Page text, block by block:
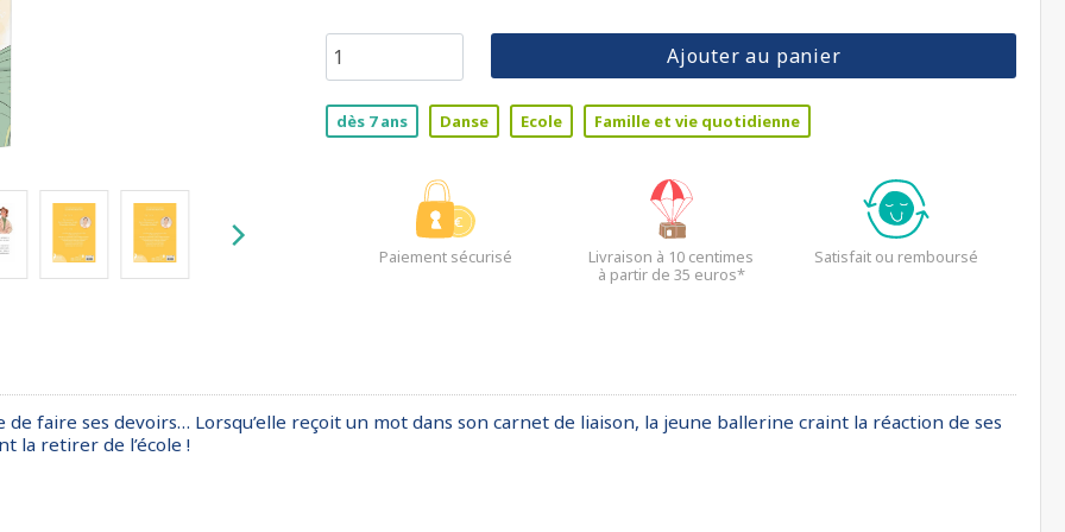
Ajouter au panier
dès 7 ans Danse Ecole Famille et vie quotidienne
Paiement sécurisé
Livraison à 10 centimes
à partir de 35 euros*
Satisfait ou remboursé
faire ses devoirs… Lorsqu’elle reçoit un mot dans son carnet de liaison, la jeune ballerine craint la réaction de ses
la retirer de l’école !